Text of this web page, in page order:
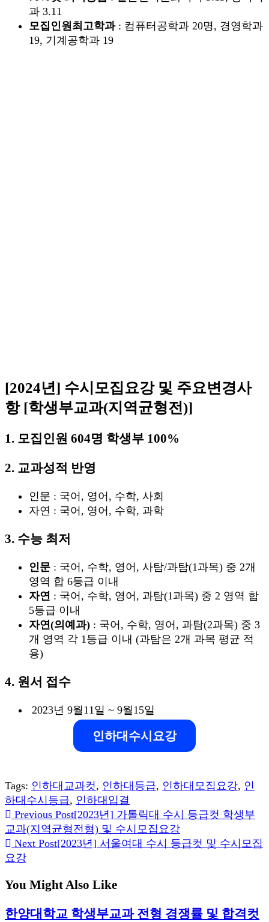
과 3.11
모집인원최고학과: 컴퓨터공학과 20명, 경영학과
19, 기계공학과 19
[2024년] 수시모집요강 및 주요변경사
항 [학생부교과(지역균형전)]
1. 모집인원 604명 학생부 100%
2. 교과성적 반영
인문 : 국어, 영어, 수학, 사회
자연 : 국어, 영어, 수학, 과학
3. 수능 최저
인문 : 국어, 수학, 영어, 사탐/과탐(1과목) 중 2개
영역 합 6등급 이내
자연 : 국어, 수학, 영어, 과탐(1과목) 중 2 영역 합
5등급 이내
자연(의예과) : 국어, 수학, 영어, 과탐(2과목) 중 3
개 영역 각 1등급 이내 (과탐은 2개 과목 평균 적
용)
4. 원서 접수
2023년 9월11일 ~ 9월15일
인하대수시요강
Tags: 인하대교과컷, 인하대등급, 인하대모집요강, 인
하대수시등급, 인하대입결
Read
more
articles
Previous Post[2023년] 가톨릭대 수시 등급컷 학생부
교과(지역균형전형) 및 수시모집요강
Next Post[2023년] 서울여대 수시 등급컷 및 수시모집
요강
You Might Also Like
한양대학교 학생부교과 전형 경쟁률 및 합격컷